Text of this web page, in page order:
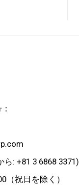
ら: +81 3 6868 3371)
（祝日を除く）